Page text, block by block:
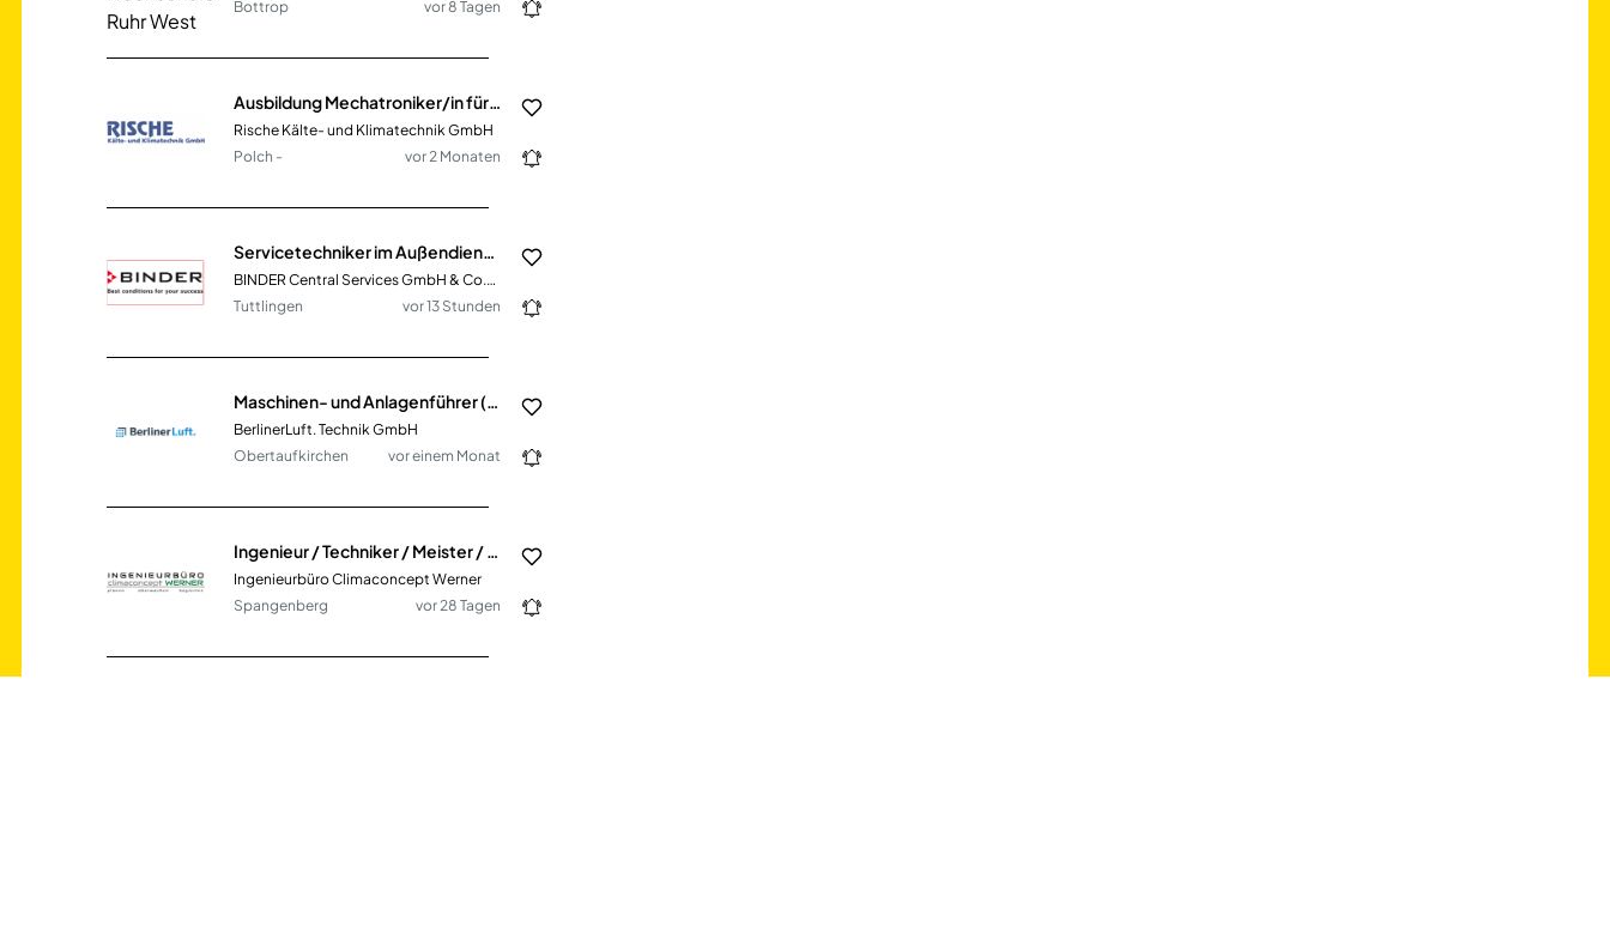
Bottrop
vor 8 Tagen
Ausbildung Mechatroniker/in für Kältetechnik (m/w/d)
Rische Kälte- und Klimatechnik GmbH
Polch -
vor 2 Monaten
Servicetechniker im Außendienst (m/w/d) Region Karlsruhe, Stuttgart, Ulm
BINDER Central Services GmbH & Co.KG
Tuttlingen
vor 13 Stunden
Maschinen- und Anlagenführer (m/w/d) Laser- / Stanztechnik
BerlinerLuft. Technik GmbH
Obertaufkirchen
vor einem Monat
Ingenieurbüro Climaconcept Werner
Spangenberg
vor 28 Tagen